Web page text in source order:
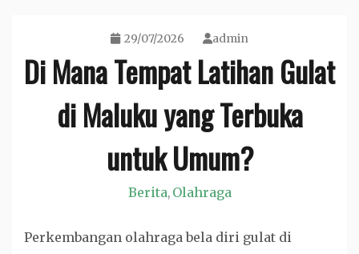
29/07/2026 admin
Di Mana Tempat Latihan Gulat
di Maluku yang Terbuka
untuk Umum?
Berita, Olahraga
Perkembangan olahraga bela diri gulat di